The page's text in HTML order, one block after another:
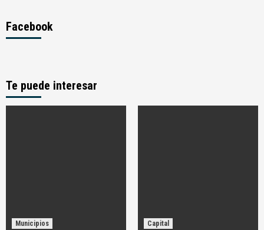
Facebook
Te puede interesar
Municipios Capital